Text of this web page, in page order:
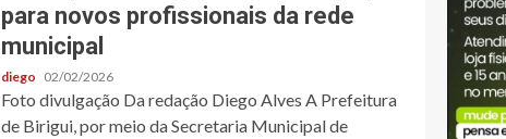
para novos profissionais da rede
municipal
diego 02/02/2026
Foto divulgação Da redação Diego Alves A Prefeitura
de Birigui, por meio da Secretaria Municipal de